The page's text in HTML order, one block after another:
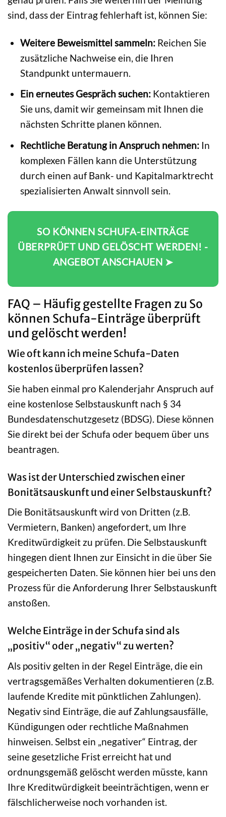
sind, dass der Eintrag fehlerhaft ist, können Sie:
Weitere Beweismittel sammeln:Reichen Sie
zusätzliche Nachweise ein, die Ihren
Standpunkt untermauern.
Ein erneutes Gespräch suchen:Kontaktieren
Sie uns, damit wir gemeinsam mit Ihnen die
nächsten Schritte planen können.
Rechtliche Beratung in Anspruch nehmen:In
komplexen Fällen kann die Unterstützung
durch einen auf Bank- und Kapitalmarktrecht
spezialisierten Anwalt sinnvoll sein.
SO KÖNNEN SCHUFA-EINTRÄGE
ÜBERPRÜFT UND GELÖSCHT WERDEN! -
ANGEBOT ANSCHAUEN ➤
FAQ – Häufig gestellte Fragen zu So
können Schufa-Einträge überprüft
und gelöscht werden!
Wie oft kann ich meine Schufa-Daten
kostenlos überprüfen lassen?
Sie haben einmal pro Kalenderjahr Anspruch auf
eine kostenlose Selbstauskunft nach § 34
Bundesdatenschutzgesetz (BDSG). Diese können
Sie direkt bei der Schufa oder bequem über uns
beantragen.
Was ist der Unterschied zwischen einer
Bonitätsauskunft und einer Selbstauskunft?
Die Bonitätsauskunft wird von Dritten (z.B.
Vermietern, Banken) angefordert, um Ihre
Kreditwürdigkeit zu prüfen. Die Selbstauskunft
hingegen dient Ihnen zur Einsicht in die über Sie
gespeicherten Daten. Sie können hier bei uns den
Prozess für die Anforderung Ihrer Selbstauskunft
anstoßen.
Welche Einträge in der Schufa sind als
„positiv“ oder „negativ“ zu werten?
Als positiv gelten in der Regel Einträge, die ein
vertragsgemäßes Verhalten dokumentieren (z.B.
laufende Kredite mit pünktlichen Zahlungen).
Negativ sind Einträge, die auf Zahlungsausfälle,
Kündigungen oder rechtliche Maßnahmen
hinweisen. Selbst ein „negativer“ Eintrag, der
seine gesetzliche Frist erreicht hat und
ordnungsgemäß gelöscht werden müsste, kann
Ihre Kreditwürdigkeit beeinträchtigen, wenn er
fälschlicherweise noch vorhanden ist.